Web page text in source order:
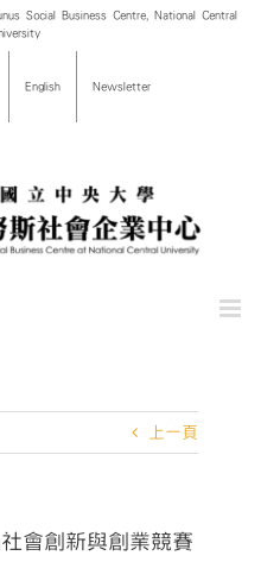
Social Business Centre, National Central
English Newsletter
上一頁
會創新與創業競賽